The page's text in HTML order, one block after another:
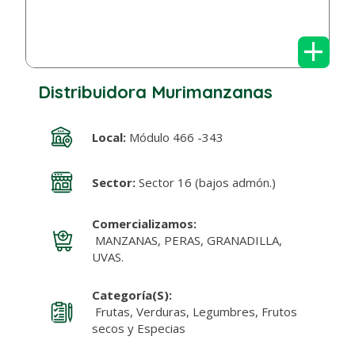
+
Distribuidora Murimanzanas
Local:Módulo 466 -343
Sector:Sector 16 (bajos admón.)
Comercializamos:
MANZANAS, PERAS, GRANADILLA,
UVAS.
Categoría(s):
Frutas, Verduras, Legumbres, Frutos
secos y Especias